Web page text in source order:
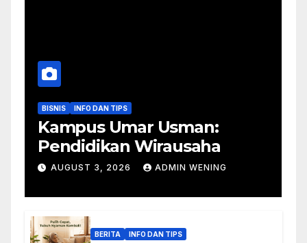
BISNIS INFO DAN TIPS
Kampus Umar Usman:
Pendidikan Wirausaha
AUGUST 3, 2026 ADMIN WENING
BERITA INFO DAN TIPS